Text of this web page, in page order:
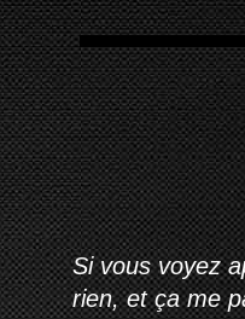
Si vous voyez
rien, et ça me